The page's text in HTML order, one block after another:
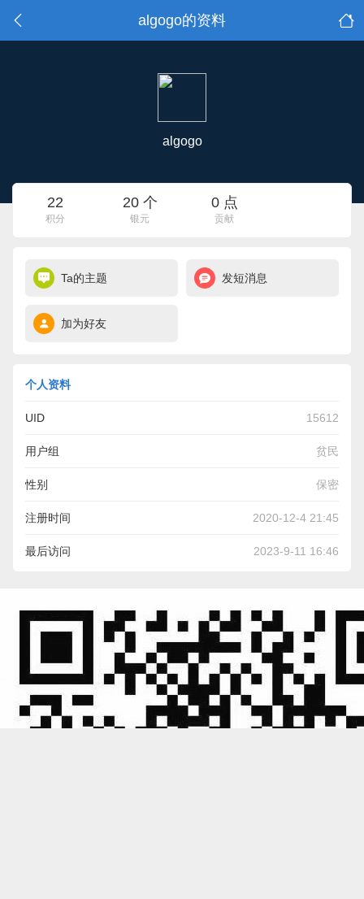
algogo的资料
algogo
22
积分
20 个
银元
0 点
贡献
Ta的主题 发短消息
加为好友
个人资料
UID 15612
用户组 贫民
性别 保密
注册时间 2020-12-4 21:45
最后访问 2023-9-11 16:46